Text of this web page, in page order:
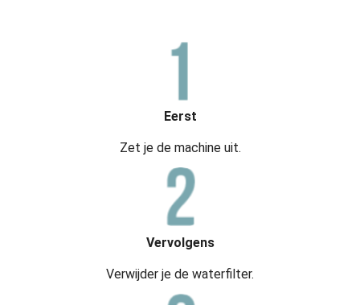
Eerst
Zet je de machine uit.
Vervolgens
Verwijder je de waterfilter.